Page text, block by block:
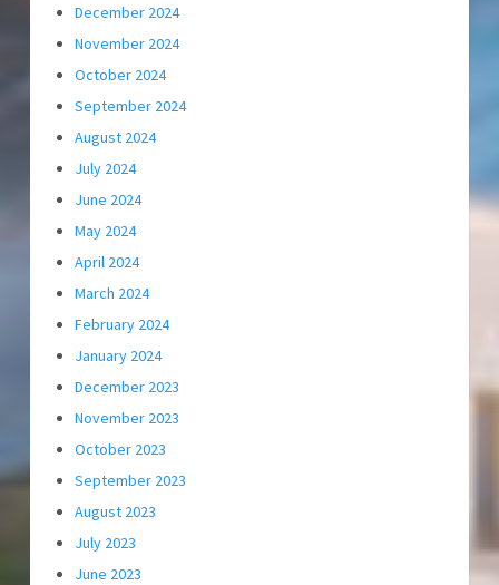
December 2024
November 2024
October 2024
September 2024
August 2024
July 2024
June 2024
May 2024
April 2024
March 2024
February 2024
January 2024
December 2023
November 2023
October 2023
September 2023
August 2023
July 2023
June 2023